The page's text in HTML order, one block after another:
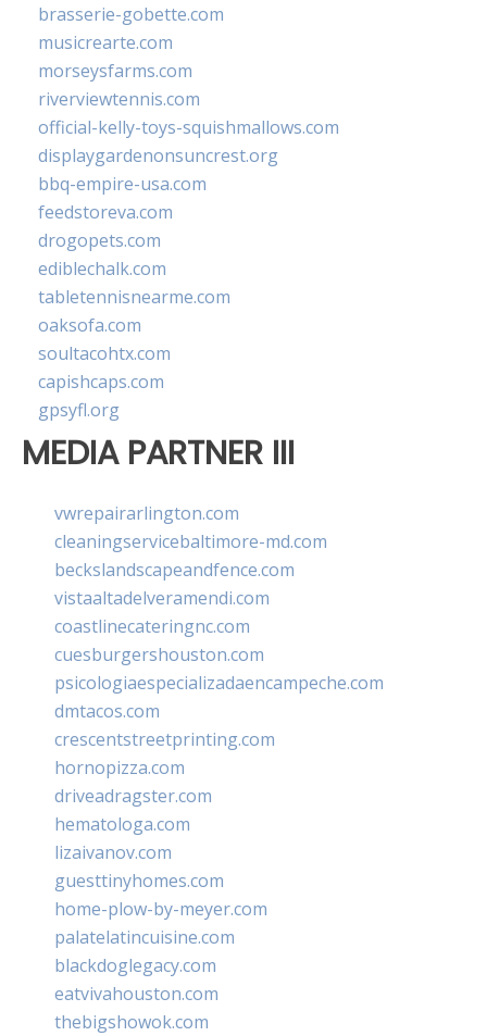
brasserie-gobette.com
musicrearte.com
morseysfarms.com
riverviewtennis.com
official-kelly-toys-squishmallows.com
displaygardenonsuncrest.org
bbq-empire-usa.com
feedstoreva.com
drogopets.com
ediblechalk.com
tabletennisnearme.com
oaksofa.com
soultacohtx.com
capishcaps.com
gpsyfl.org
MEDIA PARTNER III
vwrepairarlington.com
cleaningservicebaltimore-md.com
beckslandscapeandfence.com
vistaaltadelveramendi.com
coastlinecateringnc.com
cuesburgershouston.com
psicologiaespecializadaencampeche.com
dmtacos.com
crescentstreetprinting.com
hornopizza.com
driveadragster.com
hematologa.com
lizaivanov.com
guesttinyhomes.com
home-plow-by-meyer.com
palatelatincuisine.com
blackdoglegacy.com
eatvivahouston.com
thebigshowok.com